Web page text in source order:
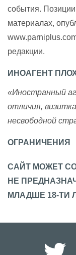
события.
материалах,
редакции.
ИНОАГЕНТ
«Иностранный
отличия,
несвободной
ОГРАНИЧЕНИЯ
САЙТ МОЖЕТ
НЕ
МЛАДШЕ 18-ТИ